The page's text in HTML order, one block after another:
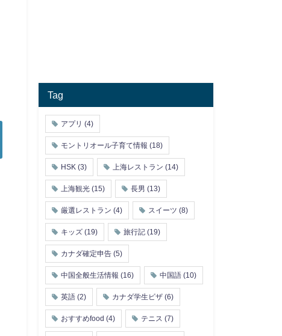
Tag
アプリ (4)
モントリオール子育て情報 (18)
HSK (3) 上海レストラン (14)
上海観光(15) 長男 (13)
厳選レストラン (4) スイーツ (8)
キッズ(19) 旅行記(19)
カナダ確定申告(5)
中国全般生活情報 (16) 中国語(10)
英語(2) カナダ学生ビザ(6)
おすすめfood (4) テニス (7)